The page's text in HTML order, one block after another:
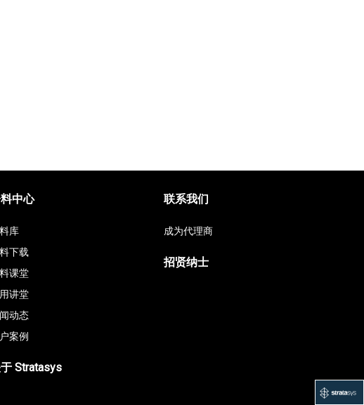
中心
库
下载
课堂
讲堂
动态
案例
Stratasys
联系我们
成为代理商
招贤纳士